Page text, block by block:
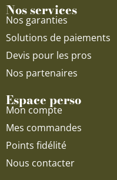
Nos services
Nos garanties
Solutions de paiements
Devis pour les pros
Nos partenaires
Espace perso
Mon compte
Mes commandes
Points fidélité
Nous contacter